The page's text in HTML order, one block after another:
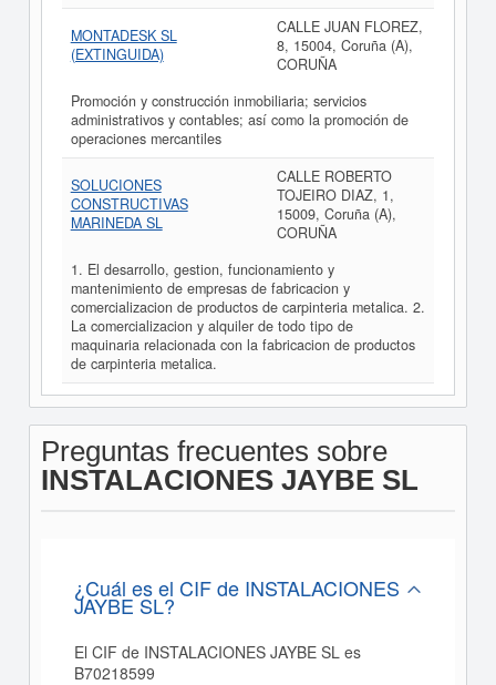
MONTADESK SL
(EXTINGUIDA)
CALLE JUAN FLOREZ,
8, 15004, Coruña (A),
CORUÑA
Promoción y construcción inmobiliaria; servicios
administrativos y contables; así como la promoción de
operaciones mercantiles
SOLUCIONES
CONSTRUCTIVAS
MARINEDA SL
CALLE ROBERTO
TOJEIRO DIAZ, 1,
15009, Coruña (A),
CORUÑA
1. El desarrollo, gestion, funcionamiento y
mantenimiento de empresas de fabricacion y
comercializacion de productos de carpinteria metalica. 2.
La comercializacion y alquiler de todo tipo de
maquinaria relacionada con la fabricacion de productos
de carpinteria metalica.
Preguntas frecuentes sobre
INSTALACIONES JAYBE SL
¿Cuál es el CIF de INSTALACIONES
JAYBE SL?
El CIF de INSTALACIONES JAYBE SL es
B70218599